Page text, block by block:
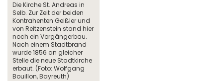
Die Kirche St. Andreas in
Selb. Zur Zeit der beiden
Kontrahenten Geißler und
von Reitzenstein stand hier
noch ein Vorgängerbau.
Nach einem Stadtbrand
wurde 1856 an gleicher
Stelle die neue Stadtkirche
erbaut. (Foto: Wolfgang
Bouillon, Bayreuth)